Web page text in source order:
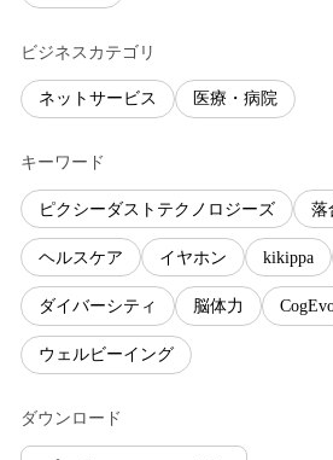
ビジネスカテゴリ
ネットサービス 医療・病院
キーワード
ピクシーダストテクノロジーズ 落
ヘルスケア イヤホン kikippa
ダイバーシティ 脳体力
ウェルビーイング
ダウンロード